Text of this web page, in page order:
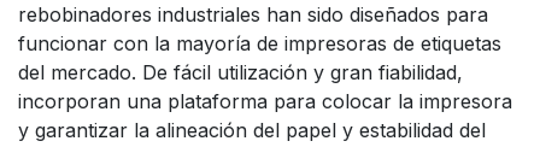
rebobinadores industriales han sido diseñados para
funcionar con la mayoría de impresoras de etiquetas
del mercado. De fácil utilización y gran fiabilidad,
incorporan una plataforma para colocar la impresora
y garantizar la alineación del papel y estabilidad del